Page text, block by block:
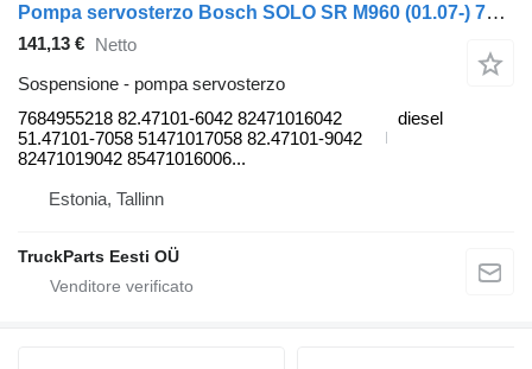
Pompa servosterzo Bosch SOLO SR M960 (01.07-) 7684955218 per autobus Optare Solo Sr, Tempo, Versa, Olymus, Toro (2004-)
141,13 €
Netto
Sospensione - pompa servosterzo
7684955218 82.47101-6042 82471016042
51.47101-7058 51471017058 82.47101-9042
82471019042 85471016006...
diesel
Estonia, Tallinn
TruckParts Eesti OÜ